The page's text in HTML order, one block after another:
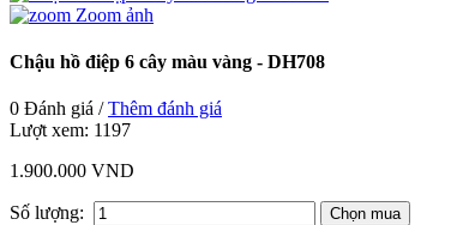
Zoom ảnh
Chậu hồ điệp 6 cây màu vàng - DH708
0 Đánh giá /Thêm đánh giá
Lượt xem: 1197
1.900.000 VND
Số lượng: